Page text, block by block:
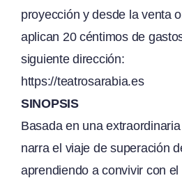
proyección y desde la venta
aplican 20 céntimos de
siguiente dirección:
https://teatrosarabia.es
SINOPSIS
Basada en una
narra el viaje de superación
aprendiendo a convivir con